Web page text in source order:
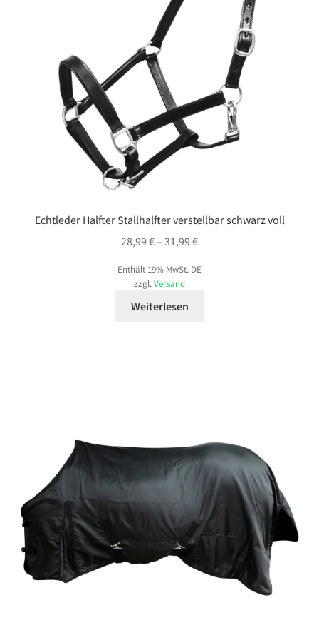
Echtleder Halfter Stallhalfter verstellbar schwarz voll
28,99 €– 31,99 €Preisspanne:
bis
Enthält 19% MwSt. DE
zzgl.Versand
Weiterlesen